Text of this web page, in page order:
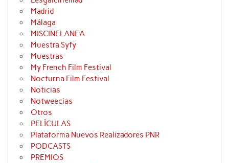
Madrid
Málaga
MISCINELANEA
Muestra Syfy
Muestras
My French Film Festival
Nocturna Film Festival
Noticias
Notweecias
Otros
PELÍCULAS
Plataforma Nuevos Realizadores PNR
PODCASTS
PREMIOS